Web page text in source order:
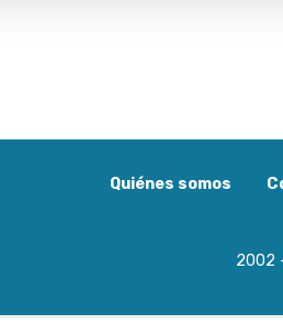
Quiénes somos
2002